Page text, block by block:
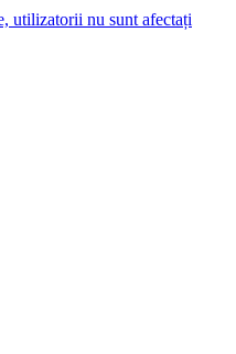
utilizatorii nu sunt afectați